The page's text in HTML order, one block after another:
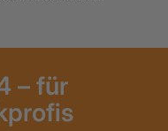
– für